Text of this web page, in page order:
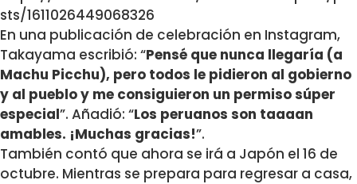
sts/1611026449068326
En una publicación de celebración en Instagram,
Takayama escribió: “Pensé que nunca llegaría (a
Machu Picchu), pero todos le pidieron al gobierno
y al pueblo y me consiguieron un permiso súper
especial”. Añadió: “Los peruanos son taaaan
amables. ¡Muchas gracias!”.
También contó que ahora se irá a Japón el 16 de
octubre. Mientras se prepara para regresar a casa,